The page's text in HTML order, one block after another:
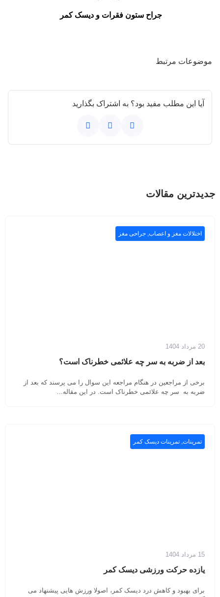
جراح ستون فقرات و دیسک کمر
موضوعات مرتبط
آیا این مطلب مفید بود؟ به اشتراک بگذارید
جدیدترین مقالات
اختلالات مغز و اعصاب جراحی مغز
20 مرداد 1404
بعد از ضربه به سر چه علائمی خطرناک است؟
برخی از مراجعین در هنگام مراجعه این سوال را می پرسند که بعد از
ضربه به سر چه علائمی خطرناک است. در این مقاله…
تمرینات تمرینات دیسک کمر
15 مرداد 1404
یازده حرکت ورزشی دیسک کمر
برای بهبود و کاهش درد دیسک کمر، اصولا ورزش هایی پیشنهاد می